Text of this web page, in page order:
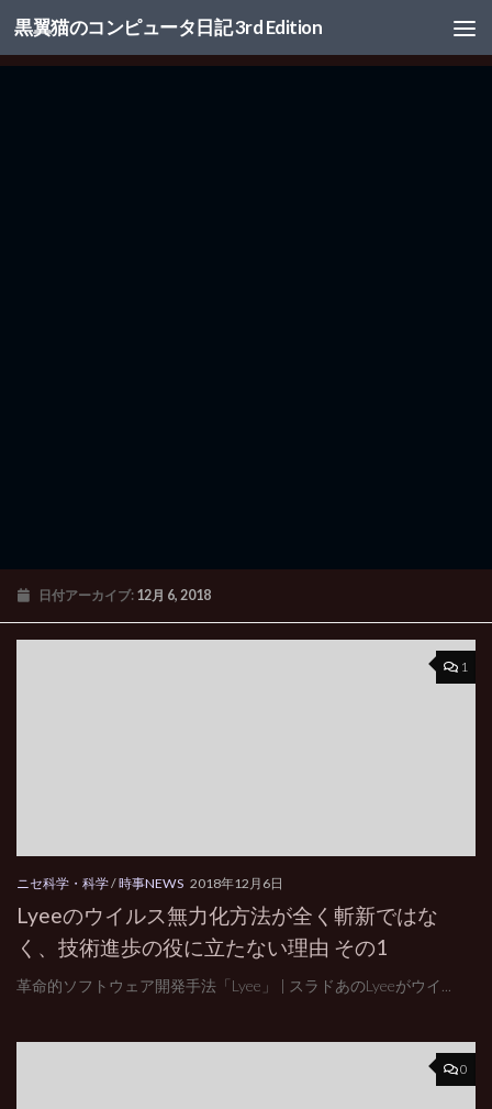
コンテンツへスキップ
黒翼猫のコンピュータ日記 3rd Edition
日付アーカイブ: 12月 6, 2018
1
ニセ科学・科学/時事NEWS 2018年12月6日
Lyeeのウイルス無力化方法が全く斬新ではな
く、技術進歩の役に立たない理由 その1
革命的ソフトウェア開発手法「Lyee」 | スラドあのLyeeがウイ...
0